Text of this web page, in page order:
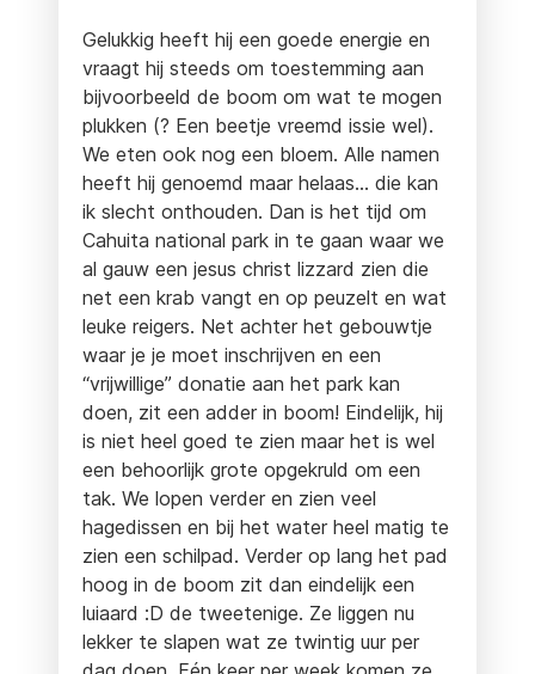
Gelukkig heeft hij een goede energie en
vraagt hij steeds om toestemming aan
bijvoorbeeld de boom om wat te mogen
plukken (? Een beetje vreemd issie wel).
We eten ook nog een bloem. Alle namen
heeft hij genoemd maar helaas… die kan
ik slecht onthouden. Dan is het tijd om
Cahuita national park in te gaan waar we
al gauw een jesus christ lizzard zien die
net een krab vangt en op peuzelt en wat
leuke reigers. Net achter het gebouwtje
waar je je moet inschrijven en een
“vrijwillige” donatie aan het park kan
doen, zit een adder in boom! Eindelijk, hij
is niet heel goed te zien maar het is wel
een behoorlijk grote opgekruld om een
tak. We lopen verder en zien veel
hagedissen en bij het water heel matig te
zien een schilpad. Verder op lang het pad
hoog in de boom zit dan eindelijk een
luiaard :D de tweetenige. Ze liggen nu
lekker te slapen wat ze twintig uur per